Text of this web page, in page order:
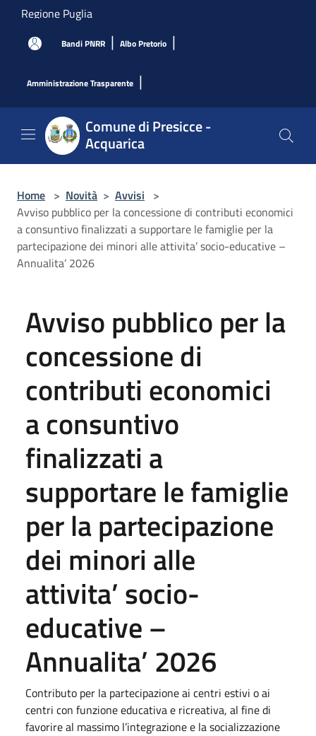
Salta al contenuto principale
Regione Puglia
Bandi PNRR | Albo Pretorio |
Amministrazione Trasparente |
Comune di Presicce -
Acquarica
Home > Novità > Avvisi >
Avviso pubblico per la concessione di contributi economici
a consuntivo finalizzati a supportare le famiglie per la
partecipazione dei minori alle attivita’ socio-educative –
Annualita’ 2026
Avviso pubblico per la
concessione di
contributi economici
a consuntivo
finalizzati a
supportare le famiglie
per la partecipazione
dei minori alle
attivita’ socio-
educative –
Annualita’ 2026
Contributo per la partecipazione ai centri estivi o ai
centri con funzione educativa e ricreativa, al fine di
favorire al massimo l’integrazione e la socializzazione